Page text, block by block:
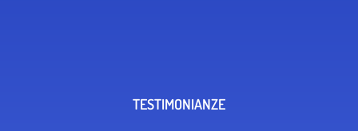
TESTIMONIANZE